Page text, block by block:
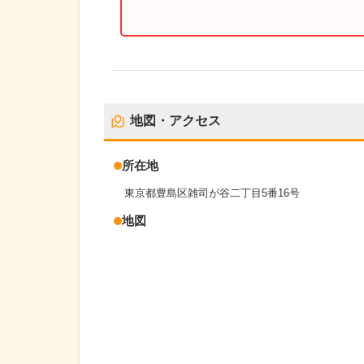
地図・アクセス
所在地
東京都豊島区雑司が谷二丁目5番16号
地図